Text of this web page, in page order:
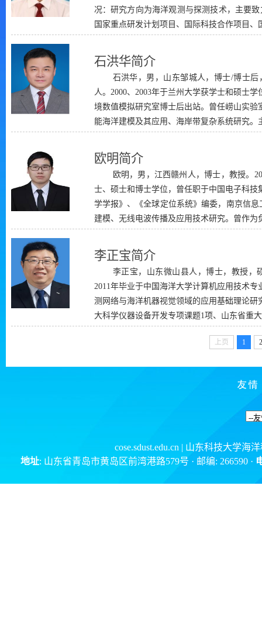
况：研究方向为海洋观测与探测技术，主要
国家重点研发计划项目、国际科技合作项目
石洪华简介
石洪华，男，山东邹城人，博士/博士
人。2000、2003年于兰州大学获学士和硕士
境数值模拟研究室博士后出站。曾任崂山实
能海洋建模及其应用、海岸带复杂系统研究。
欧明简介
欧明，男，江西赣州人，博士，教授。
士、硕士和博士学位，曾任职于中国电子科
学学报》、《全球定位系统》编委，南京信
建模、无线电波传播及应用技术研究。曾作为
李正宝简介
李正宝，山东微山县人，博士，教授，
2011年毕业于中国海洋大学计算机应用技术
测网络与海洋机器视觉领域的应用基础理论
大科学仪器设备开发专项课题1项、山东省重
上页 1
cose.sdust.edu.cn | 山东科技大学海
地址: 山东省青岛市黄岛区前湾港路579号 · 邮编: 266590 ·